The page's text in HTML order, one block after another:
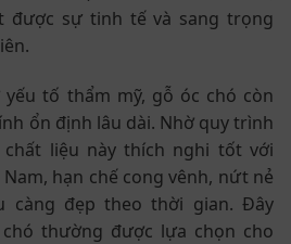
được sự tinh tế và sang trọng
tố thẩm mỹ, gỗ óc chó còn
ổn định lâu dài. Nhờ quy trình
liệu này thích nghi tốt với
hạn chế cong vênh, nứt nẻ
càng đẹp theo thời gian. Đây
thường được lựa chọn cho